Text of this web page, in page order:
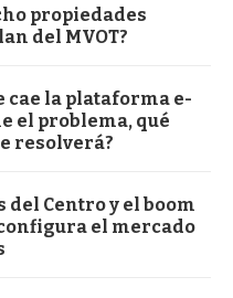
propiedades
del MVOT?
cae la plataforma e-
el problema, qué
resolverá?
del Centro y el boom
el mercado